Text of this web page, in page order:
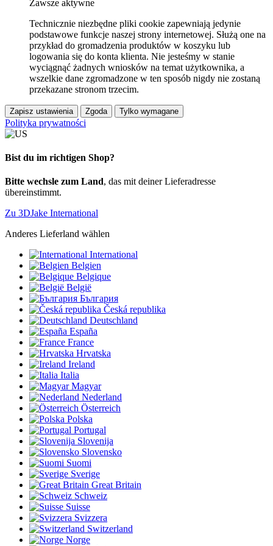
Zawsze aktywne
Technicznie niezbędne pliki cookie zapewniają jedynie
podstawowe funkcje naszej strony internetowej. Służą one na
przykład do gromadzenia produktów w koszyku lub
logowania się do konta klienta. Nie jesteśmy w stanie
wyciągnąć żadnych wniosków na temat użytkownika, a
wszelkie dane zgromadzone w ten sposób nigdy nie zostaną
przekazane stronom trzecim.
Zapisz ustawienia Zgoda Tylko wymagane
Polityka prywatności
Bist du im richtigen Shop?
Bitte wechsle zum Land, das mit deiner Lieferadresse
übereinstimmt.
Zu 3DJake International
Anderes Lieferland wählen
International
Belgien
Belgique
België
България
Česká republika
Deutschland
España
France
Hrvatska
Ireland
Italia
Magyar
Nederland
Österreich
Polska
Portugal
Slovenija
Slovensko
Suomi
Sverige
Great Britain
Schweiz
Suisse
Svizzera
Switzerland
Norge